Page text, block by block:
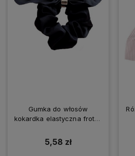
Gumka do włosów
kokardka elastyczna frotka
5,58 zł